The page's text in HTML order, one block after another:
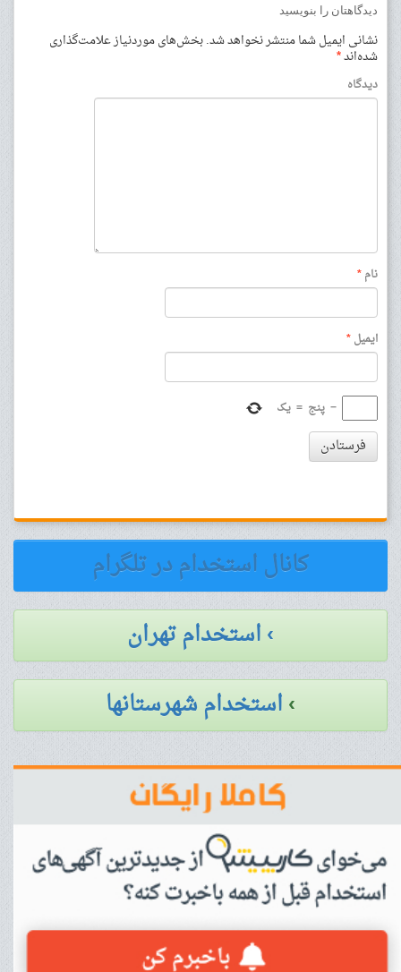
دیدگاهتان را بنویسید
نشانی ایمیل شما منتشر نخواهد شد.بخش‌های موردنیاز علامت‌گذاری
شده‌اند*
دیدگاه
نام*
ایمیل*
− پنج = یک
فرستادن
کانال استخدام در تلگرام
› استخدام تهران
›استخدام شهرستانها